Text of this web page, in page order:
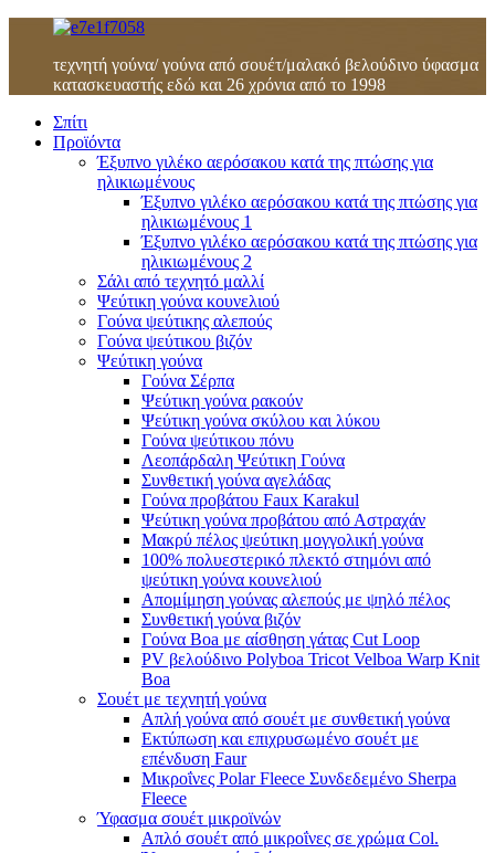
τεχνητή γούνα/ γούνα από σουέτ/μαλακό βελούδινο ύφασμα
κατασκευαστής εδώ και 26 χρόνια από το 1998
Σπίτι
Προϊόντα
Έξυπνο γιλέκο αερόσακου κατά της πτώσης για
ηλικιωμένους
Έξυπνο γιλέκο αερόσακου κατά της πτώσης για
ηλικιωμένους 1
Έξυπνο γιλέκο αερόσακου κατά της πτώσης για
ηλικιωμένους 2
Σάλι από τεχνητό μαλλί
Ψεύτικη γούνα κουνελιού
Γούνα ψεύτικης αλεπούς
Γούνα ψεύτικου βιζόν
Ψεύτικη γούνα
Γούνα Σέρπα
Ψεύτικη γούνα ρακούν
Ψεύτικη γούνα σκύλου και λύκου
Γούνα ψεύτικου πόνυ
Λεοπάρδαλη Ψεύτικη Γούνα
Συνθετική γούνα αγελάδας
Γούνα προβάτου Faux Karakul
Ψεύτικη γούνα προβάτου από Αστραχάν
Μακρύ πέλος ψεύτικη μογγολική γούνα
100% πολυεστερικό πλεκτό στημόνι από
ψεύτικη γούνα κουνελιού
Απομίμηση γούνας αλεπούς με ψηλό πέλος
Συνθετική γούνα βιζόν
Γούνα Boa με αίσθηση γάτας Cut Loop
PV βελούδινο Polyboa Tricot Velboa Warp Knit
Boa
Σουέτ με τεχνητή γούνα
Απλή γούνα από σουέτ με συνθετική γούνα
Εκτύπωση και επιχρυσωμένο σουέτ με
επένδυση Faur
Μικροΐνες Polar Fleece Συνδεδεμένο Sherpa
Fleece
Ύφασμα σουέτ μικροϊνών
Απλό σουέτ από μικροΐνες σε χρώμα Col.